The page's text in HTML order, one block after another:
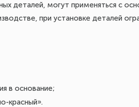
деталей, могут применяться с
при установке деталей
в основание;
красный».